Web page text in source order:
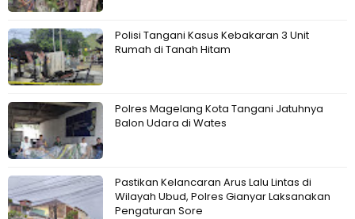
Polisi Tangani Kasus Kebakaran 3 Unit
Rumah di Tanah Hitam
Polres Magelang Kota Tangani Jatuhnya
Balon Udara di Wates
Pastikan Kelancaran Arus Lalu Lintas di
Wilayah Ubud, Polres Gianyar Laksanakan
Pengaturan Sore